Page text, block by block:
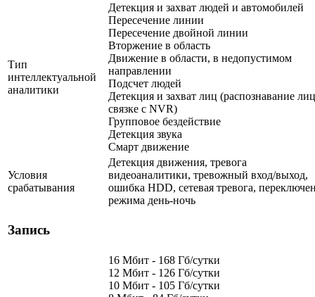
Тип
интеллектуальной
аналитики
Детекция и захват людей и автомобилей
Пересечение линии
Пересечение двойной линии
Вторжение в область
Движение в области, в недопустимом
направлении
Подсчет людей
Детекция и захват лиц (распознавание
связке с NVR)
Групповое бездействие
Детекция звука
Смарт движение
Условия
срабатывания
Детекция движения, тревога
видеоаналитики, тревожный вход/выход,
ошибка HDD, сетевая тревога,
режима день-ночь
Запись
16 Мбит - 168 Гб/сутки
12 Мбит - 126 Гб/сутки
10 Мбит - 105 Гб/сутки